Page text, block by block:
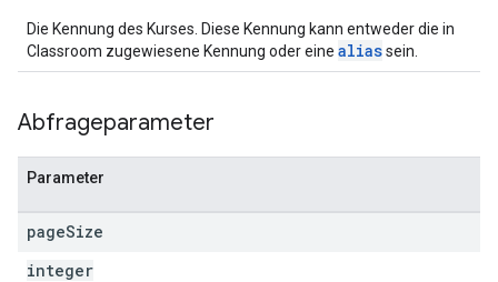
Die Kennung des Kurses. Diese Kennung kann entweder die in
Classroom zugewiesene Kennung oder eine aliassein.
Abfrageparameter
Parameter
pageSize
integer